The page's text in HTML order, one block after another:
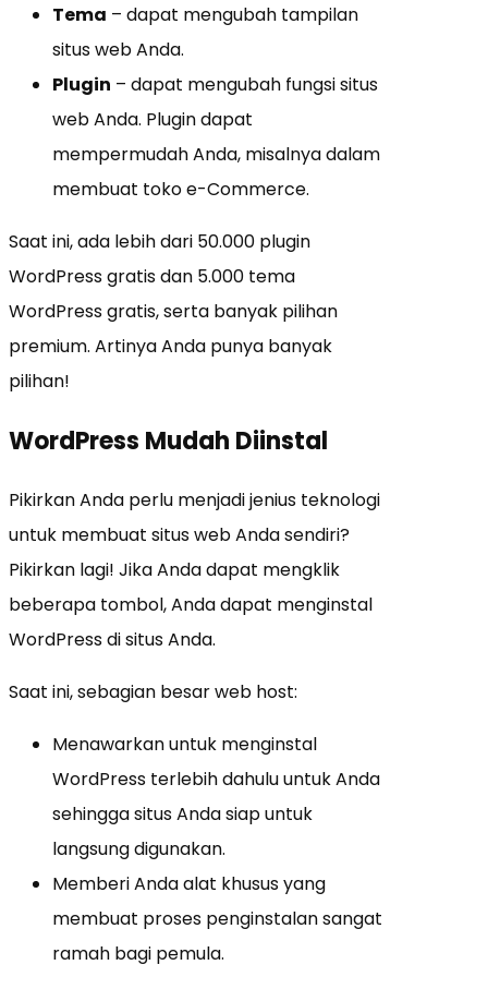
Tema – dapat mengubah tampilan
situs web Anda.
Plugin – dapat mengubah fungsi situs
web Anda. Plugin dapat
mempermudah Anda, misalnya dalam
membuat toko e-Commerce.
Saat ini, ada lebih dari 50.000 plugin
WordPress gratis dan 5.000 tema
WordPress gratis, serta banyak pilihan
premium. Artinya Anda punya banyak
pilihan!
WordPress Mudah Diinstal
Pikirkan Anda perlu menjadi jenius teknologi
untuk membuat situs web Anda sendiri?
Pikirkan lagi! Jika Anda dapat mengklik
beberapa tombol, Anda dapat menginstal
WordPress di situs Anda.
Saat ini, sebagian besar web host:
Menawarkan untuk menginstal
WordPress terlebih dahulu untuk Anda
sehingga situs Anda siap untuk
langsung digunakan.
Memberi Anda alat khusus yang
membuat proses penginstalan sangat
ramah bagi pemula.